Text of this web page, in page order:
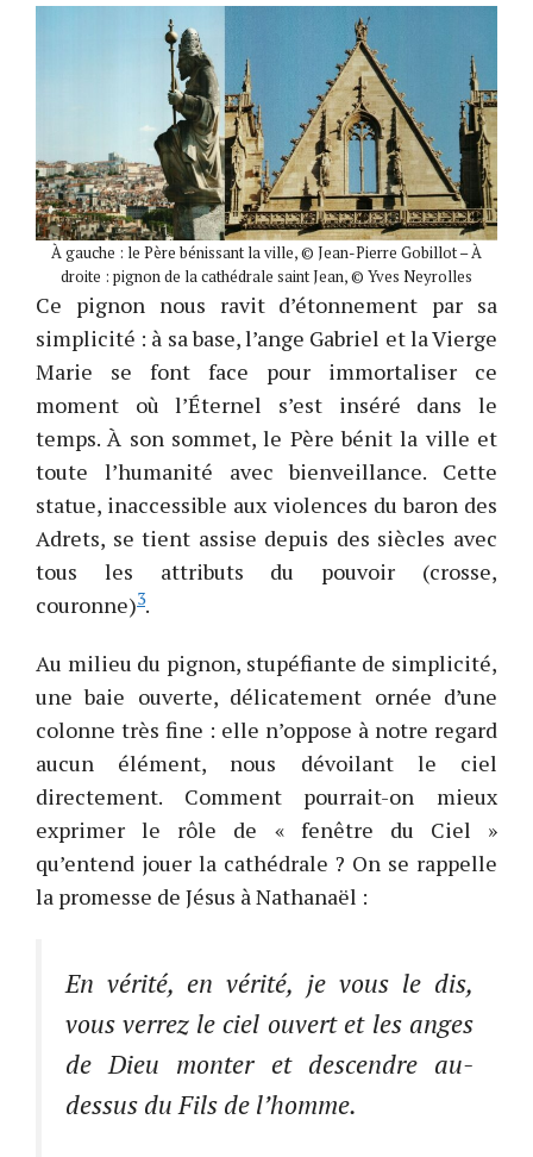
À gauche : le Père bénissant la ville, © Jean-Pierre Gobillot – À
droite : pignon de la cathédrale saint Jean, © Yves Neyrolles
Ce pignon nous ravit d’étonnement par sa
simplicité : à sa base, l’ange Gabriel et la Vierge
Marie se font face pour immortaliser ce
moment où l’Éternel s’est inséré dans le
temps. À son sommet, le Père bénit la ville et
toute l’humanité avec bienveillance. Cette
statue, inaccessible aux violences du baron des
Adrets, se tient assise depuis des siècles avec
tous les attributs du pouvoir (crosse,
couronne)3.
Au milieu du pignon, stupéfiante de simplicité,
une baie ouverte, délicatement ornée d’une
colonne très fine : elle n’oppose à notre regard
aucun élément, nous dévoilant le ciel
directement. Comment pourrait-on mieux
exprimer le rôle de « fenêtre du Ciel »
qu’entend jouer la cathédrale ? On se rappelle
la promesse de Jésus à Nathanaël :
En vérité, en vérité, je vous le dis,
vous verrez le ciel ouvert et les anges
de Dieu monter et descendre au-
dessus du Fils de l’homme.